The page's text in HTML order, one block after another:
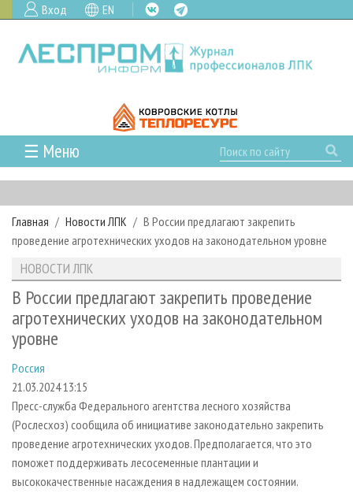
Вход EN
☰ Меню
ГЛАВНАЯ
РУБРИКИ И ТЕМЫ
РУБРИКИ ЖУРНАЛА
ЛЕСОЗАГОТОВКА
ЛЕСОПИЛЕНИЕ
ДЕРЕВООБРАБОТКА
СУШКА ДРЕВЕСИНЫ
ПРОИЗВОДСТВО ДРЕВЕСНЫХ ПЛИТ
ДЕРЕВЯННОЕ ДОМОСТРОЕНИЕ
ПРОИЗВОДСТВО МЕБЕЛИ
БИОЭНЕРГЕТИКА
НОВОСТИ
НОВОСТИ ЛПК
НОВОСТИ ЖУРНАЛА
НОВОСТИ КОМПАНИЙ
ПРОЕКТЫ ЛПИ
АНАЛИТИКА
ПРЕДПРИЯТИЯ ЛПК
ЛЕСНЫЕ РЕГИОНЫ РОССИИ
ПЕРСОНЫ
МОБИЛЬНЫЕ ВЫСТАВКИ
ОФИЦИАЛЬНЫЕ ДЕЛЕГАЦИИ
ПРИОРИТЕТНЫЕ ИНВЕСТПРОЕКТЫ
RUSSIAN FORESTRY REVIEW
АРХИВ
АРХИВ ЖУРНАЛОВ
СТАТЬИ
О ЖУРНАЛЕ
ПОДПИСКА
КОНТАКТЫ
РЕКЛАМОДАТЕЛЯМ
РЕКЛАМА
РЕКЛАМА НА САЙТЕ
Главная Новости ЛПК
В России предлагают закрепить
проведение агротехнических уходов на законодательном уровне
НОВОСТИ ЛПК
В России предлагают закрепить проведение
агротехнических уходов на законодательном
уровне
Россия
21.03.2024 13:15
Пресс-служба Федерального агентства лесного хозяйства
(Рослесхоз) сообщила об инициативе законодательно закрепить
проведение агротехнических уходов. Предполагается, что это
поможет поддерживать лесосеменные плантации и
высококачественные насаждения в надлежащем состоянии.